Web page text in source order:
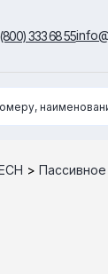
333 68 55
>